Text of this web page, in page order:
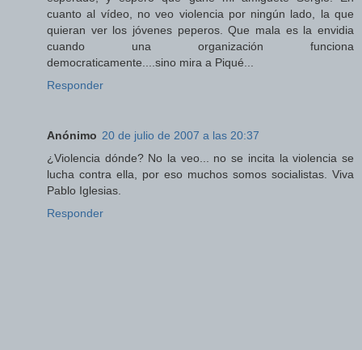
cuanto al vídeo, no veo violencia por ningún lado, la que
quieran ver los jóvenes peperos. Que mala es la envidia
cuando una organización funciona
democraticamente....sino mira a Piqué...
Responder
Anónimo 20 de julio de 2007 a las 20:37
¿Violencia dónde? No la veo... no se incita la violencia se
lucha contra ella, por eso muchos somos socialistas. Viva
Pablo Iglesias.
Responder